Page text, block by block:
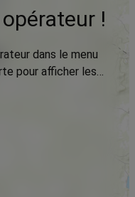
!
dans le menu
pour afficher les